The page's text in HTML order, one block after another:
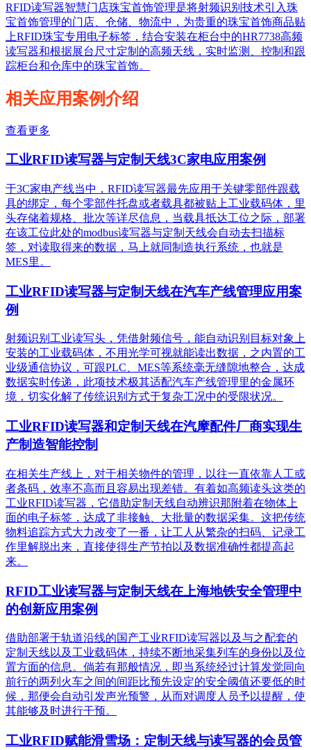
RFID读写器智慧门店珠宝首饰管理是将射频识别技术引入珠
宝首饰管理的门店、仓储、物流中，为贵重的珠宝首饰商品贴
上RFID珠宝专用电子标签，结合安装在柜台中的HR7738高频
读写器和根据展台尺寸定制的高频天线，实时监测、控制和跟
踪柜台和仓库中的珠宝首饰。
相关应用案例介绍
查看更多
工业RFID读写器与定制天线3C家电应用案例
于3C家电产线当中，RFID读写器最先应用于关键零部件跟载
具的绑定，每个零部件托盘或者载具都被贴上工业载码体，里
头存储着规格、批次等详尽信息，当载具抵达工位之际，部署
在该工位此处的modbus读写器与定制天线会自动去扫描标
签，对读取得来的数据，马上就同制造执行系统，也就是
MES里。
工业RFID读写器与定制天线在汽车产线管理应用案
例
射频识别工业读写头，凭借射频信号，能自动识别目标对象上
安装的工业载码体，不用光学可视就能读出数据，之内置的工
业级通信协议，可跟PLC、MES等系统毫无缝隙地整合，达成
数据实时传递，此项技术极其适配汽车产线管理里的金属环
境，切实化解了传统识别方式于复杂工况中的受限状况。
工业RFID读写器和定制天线在汽摩配件厂商实现生
产制造智能控制
在相关生产线上，对于相关物件的管理，以往一直依靠人工或
者条码，效率不高而且容易出现差错。有着如高频读头这类的
工业RFID读写器，它借助定制天线自动辨识那附着在物体上
面的电子标签，达成了非接触、大批量的数据采集。这把传统
物料追踪方式大力改变了一番，让工人从繁杂的扫码、记录工
作里解脱出来，直接使得生产节拍以及数据准确性都提高起
来。
RFID工业读写器与定制天线在上海地铁安全管理中
的创新应用案例
借助部署于轨道沿线的国产工业RFID读写器以及与之配套的
定制天线以及工业载码体，持续不断地采集列车的身份以及位
置方面的信息。倘若有那般情况，即当系统经过计算发觉同向
前行的两列火车之间的间距比预先设定的安全阈值还要低的时
候，那便会自动引发声光预警，从而对调度人员予以提醒，使
其能够及时进行干预。
工业RFID赋能滑雪场：定制天线与读写器的会员管